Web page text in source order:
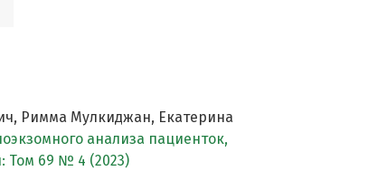
Римма Мулкиджан, Екатерина
анализа пациенток,
Том 69 № 4 (2023)